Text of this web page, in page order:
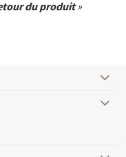
du produit